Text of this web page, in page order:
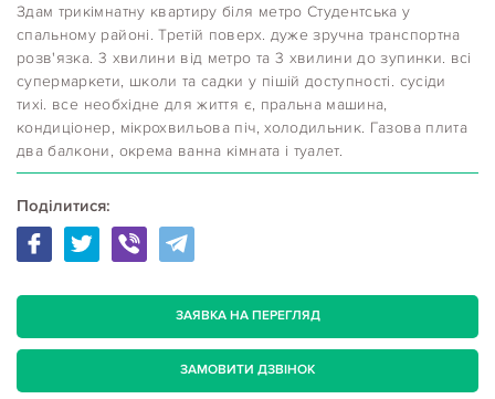
Здам трикімнатну квартиру біля метро Студентська у
спальному районі. Третій поверх. дуже зручна транспортна
розв'язка. 3 хвилини від метро та 3 хвилини до зупинки. всі
супермаркети, школи та садки у пішій доступності. сусіди
тихі. все необхідне для життя є, пральна машина,
кондиціонер, мікрохвильова піч, холодильник. Газова плита
два балкони, окрема ванна кімната і туалет.
Поділитися:
ЗАЯВКА НА ПЕРЕГЛЯД
ЗАМОВИТИ ДЗВІНОК